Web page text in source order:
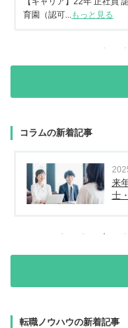
育園（認可...もっと見る
コラムの新着記事
来
士
転職ノウハウの新着記事